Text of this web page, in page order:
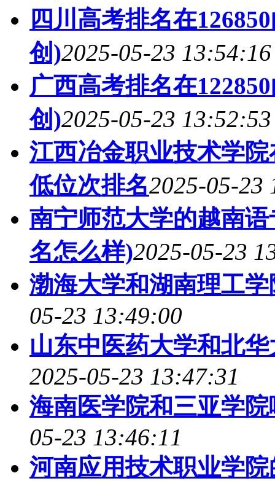
四川高考排名在
创)2025-05-23 13:54:16
广西高考排名在
创)2025-05-23 13:52:53
江西冶金职业技术学
低位次排名2025-05-23
南宁师范大学的越南
名怎么样)2025-05-23
渤海大学和湖南理工
05-23 13:49:00
山东中医药大学和北
2025-05-23 13:47:31
海南医学院和三亚学
05-23 13:46:11
河南应用技术职业学